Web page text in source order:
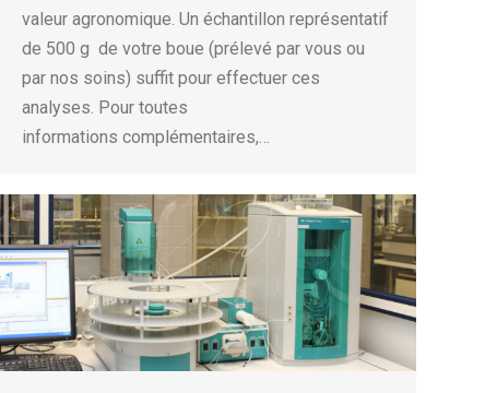
valeur agronomique. Un échantillon représentatif
de 500 g de votre boue (prélevé par vous ou
par nos soins) suffit pour effectuer ces
analyses. Pour toutes
informations complémentaires,…